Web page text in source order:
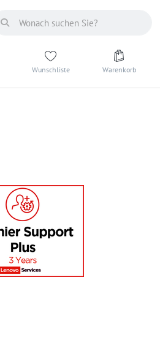
Wunschliste Warenkorb